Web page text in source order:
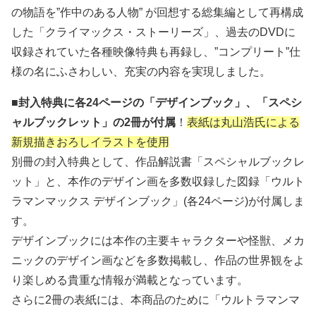
の物語を”作中のある人物” が回想する総集編として再構成
した「クライマックス・ストーリーズ」、過去のDVDに
収録されていた各種映像特典も再録し、”コンプリート”仕
様の名にふさわしい、充実の内容を実現しました。
■封入特典に各24ページの「デザインブック」、「スペシ
ャルブックレット」の2冊が付属 ！ 表紙は丸山浩氏による
新規描きおろしイラストを使用
別冊の封入特典として、作品解説書「スペシャルブックレ
ット」と、本作のデザイン画を多数収録した図録「ウルト
ラマンマックス デザインブック」(各24ページ)が付属しま
す。
デザインブックには本作の主要キャラクターや怪獣、メカ
ニックのデザイン画などを多数掲載し、作品の世界観をよ
り楽しめる貴重な情報が満載となっています。
さらに2冊の表紙には、本商品のために「ウルトラマンマ